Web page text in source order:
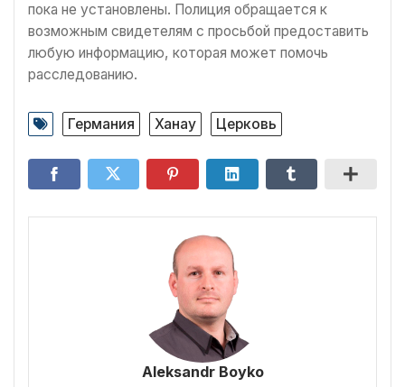
пока не установлены. Полиция обращается к
возможным свидетелям с просьбой предоставить
любую информацию, которая может помочь
расследованию.
Германия Ханау Церковь
Aleksandr Boyko